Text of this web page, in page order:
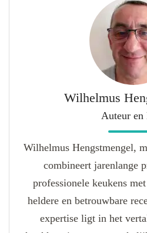
Wilhelmus
Auteur en
Wilhelmus Hengstmengel,
combineert jarenlange
professionele keukens
heldere en betrouwbare
expertise ligt in het